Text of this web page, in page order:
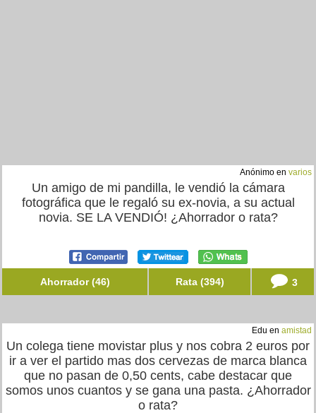
Anónimo en varios
Un amigo de mi pandilla, le vendió la cámara
fotográfica que le regaló su ex-novia, a su actual
novia. SE LA VENDIÓ! ¿Ahorrador o rata?
Ahorrador (46) Rata (394) 3
Edu en amistad
Un colega tiene movistar plus y nos cobra 2 euros por
ir a ver el partido mas dos cervezas de marca blanca
que no pasan de 0,50 cents, cabe destacar que
somos unos cuantos y se gana una pasta. ¿Ahorrador
o rata?